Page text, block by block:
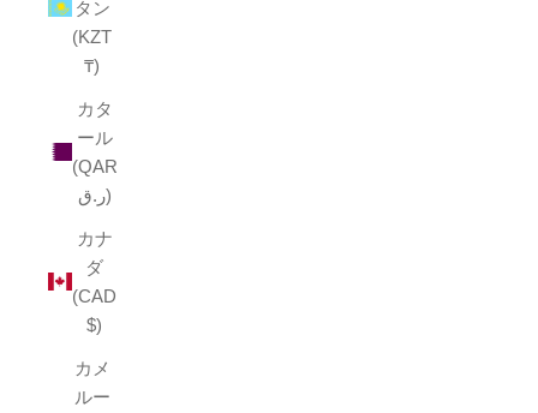
タン
(KZT
₸)
カタ
ール
(QAR
ر.ق)
カナ
ダ
(CAD
$)
カメ
ルー